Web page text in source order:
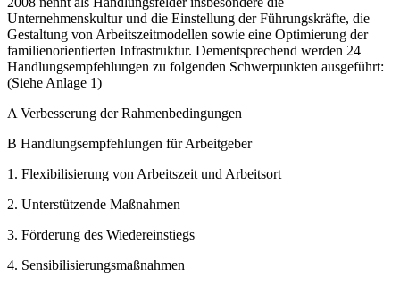
Unternehmenskultur und die Einstellung der Führungskräfte, die
Gestaltung von Arbeitszeitmodellen sowie eine Optimierung der
familienorientierten Infrastruktur. Dementsprechend werden 24
Handlungsempfehlungen zu folgenden Schwerpunkten ausgeführt:
(Siehe Anlage 1)
A Verbesserung der Rahmenbedingungen
B Handlungsempfehlungen für Arbeitgeber
1. Flexibilisierung von Arbeitszeit und Arbeitsort
2. Unterstützende Maßnahmen
3. Förderung des Wiedereinstiegs
4. Sensibilisierungsmaßnahmen